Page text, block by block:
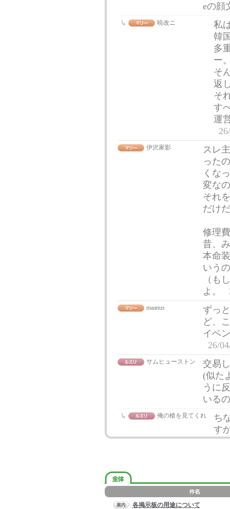
eの顔
暁改ニ
私
韓
多
ー
そ
返
そ
す
運
伊沢家影
スレ
った
くな
変な
それ
だけ
修理
昔、
本命
いう
（も
よ。
maanus
ずっ
ど、
イベ
26/
サムヒューストン
交易
(似た
うに
いる
俺の槍を見てくれ
ち
す
各掲示板の用途について